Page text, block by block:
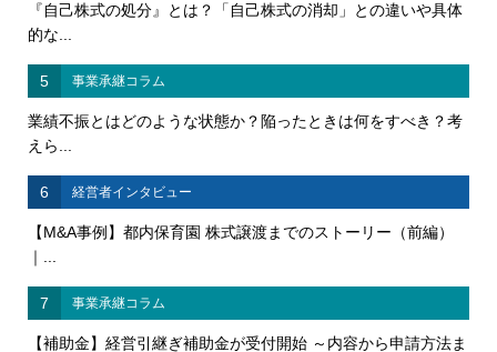
『自己株式の処分』とは？「自己株式の消却」との違いや具体
的な...
5 事業承継コラム
業績不振とはどのような状態か？陥ったときは何をすべき？考
えら...
6 経営者インタビュー
【M&A事例】都内保育園 株式譲渡までのストーリー（前編）
｜...
7 事業承継コラム
【補助金】経営引継ぎ補助金が受付開始 ～内容から申請方法ま